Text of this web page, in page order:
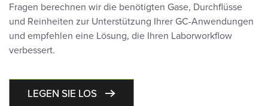
Fragen berechnen wir die benötigten Gase, Durchflüsse
und Reinheiten zur Unterstützung Ihrer GC-Anwendungen
und empfehlen eine Lösung, die Ihren Laborworkflow
verbessert.
LEGEN SIE LOS